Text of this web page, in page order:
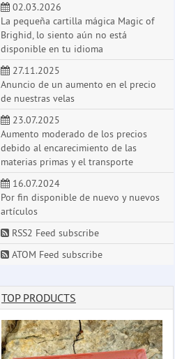
02.03.2026
La pequeña cartilla mágica Magic of
Brighid, lo siento aún no está
disponible en tu idioma
27.11.2025
Anuncio de un aumento en el precio
de nuestras velas
23.07.2025
Aumento moderado de los precios
debido al encarecimiento de las
materias primas y el transporte
16.07.2024
Por fin disponible de nuevo y nuevos
artículos
RSS2 Feed subscribe
ATOM Feed subscribe
TOP PRODUCTS